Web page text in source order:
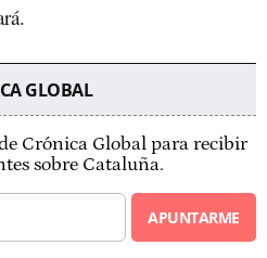
GLOBAL
Crónica Global para recibir
sobre Cataluña.
APUNTARME